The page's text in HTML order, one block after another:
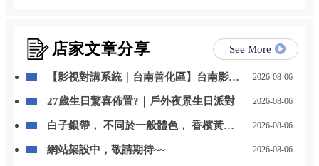
店家文章分享 See More
【影視對講系統｜台南善化區】台南影視
2026-08-06
27歲生日驚喜佈置?｜戶外夜景生日派對 2026-08-06
白子銀帶， 不同於一般體色， 香檳黃的
型代表。 喜歡這種清爽質感的魚， 歡迎
2026-08-06
網站架設中，敬請期待~~ 2026-08-06